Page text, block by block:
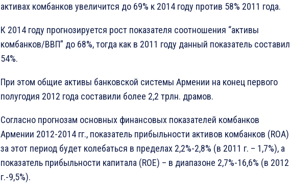
активах комбанков увеличится до 69% к 2014 году против 58% 2011 года.
К 2014 году прогнозируется рост показателя соотношения “активы
комбанков/ВВП” до 68%, тогда как в 2011 году данный показатель составил
54%.
При этом общие активы банковской системы Армении на конец первого
полугодия 2012 года составили более 2,2 трлн. драмов.
Согласно прогнозам основных финансовых показателей комбанков
Армении 2012-2014 гг., показатель прибыльности активов комбанков (ROA)
за этот период будет колебаться в пределах 2,2%-2,8% (в 2011 г. – 1,7%), а
показатель прибыльности капитала (ROE) – в диапазоне 2,7%-16,6% (в 2012
г.-9,5%).